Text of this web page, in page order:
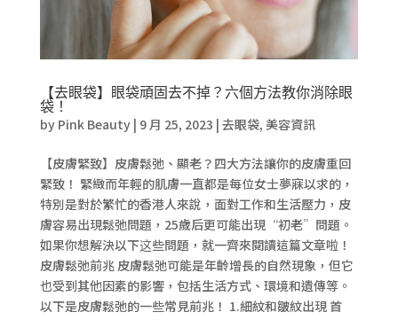
【去眼袋】眼袋頑固去不掉？六個方法教你消除眼
袋！
by Pink Beauty| 9 月 25, 2023 | 去眼袋, 美容資訊
【皮膚緊致】皮膚鬆弛、顯老？四大方法讓你的皮膚重回
緊致！ 緊緻而年輕的肌膚一直都是每位女士夢寐以求的，
特別是對於繁忙的香港人來說，面對工作和生活壓力，皮
膚容易出現鬆弛問題，25歲后更可能出現“初老”問題。
如果你想解決以下这些問題，就一齊來閱讀這篇文章啦！
皮膚鬆弛前兆 皮膚鬆弛可能是年齡增長的自然現象，但它
也受到其他因素的影響，包括生活方式、環境和遺傳等。
以下是皮膚鬆弛的一些常見前兆！ 1.細紋和皺紋出現 首